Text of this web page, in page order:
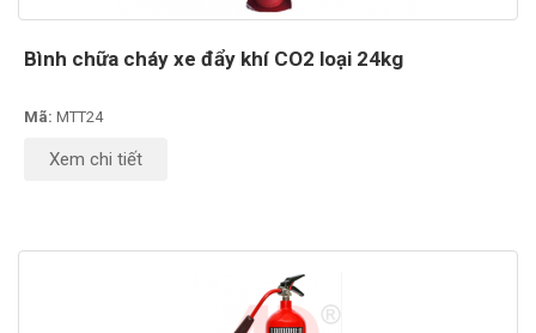
Bình chữa cháy xe đẩy khí CO2 loại 24kg
Mã: MTT24
Xem chi tiết